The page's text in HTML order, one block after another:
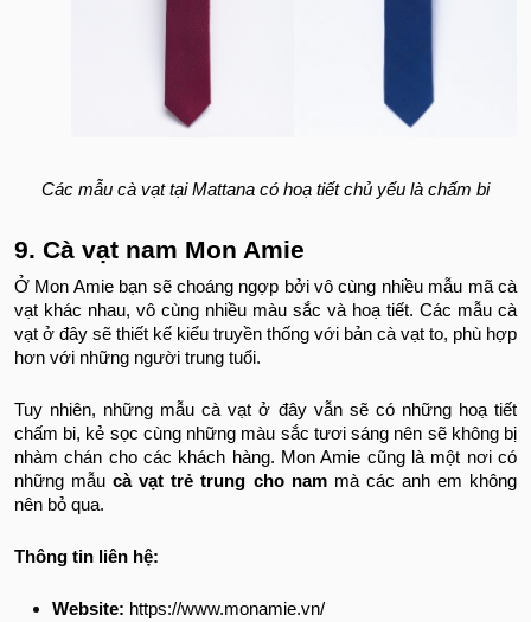
Các mẫu cà vạt tại Mattana có hoạ tiết chủ yếu là chấm bi
9. Cà vạt nam Mon Amie
Ở Mon Amie bạn sẽ choáng ngợp bởi vô cùng nhiều mẫu mã cà
vạt khác nhau, vô cùng nhiều màu sắc và hoạ tiết. Các mẫu cà
vạt ở đây sẽ thiết kế kiểu truyền thống với bản cà vạt to, phù hợp
hơn với những người trung tuổi.
Tuy nhiên, những mẫu cà vạt ở đây vẫn sẽ có những hoạ tiết
chấm bi, kẻ sọc cùng những màu sắc tươi sáng nên sẽ không bị
nhàm chán cho các khách hàng. Mon Amie cũng là một nơi có
những mẫucà vạt trẻ trung cho nammà các anh em không
nên bỏ qua.
Thông tin liên hệ:
Website: https://www.monamie.vn/